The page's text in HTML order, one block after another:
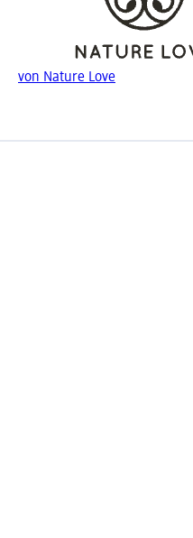
von Nature Love